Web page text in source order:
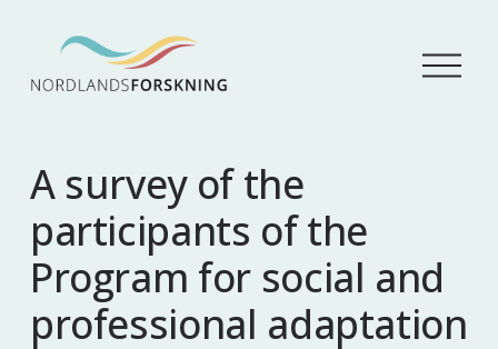
Å
p
A survey of the
participants of the
Program for social and
professional adaptation